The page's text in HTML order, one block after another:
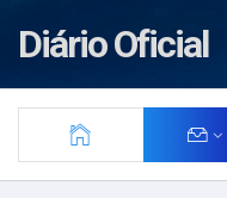
Diário Oficial